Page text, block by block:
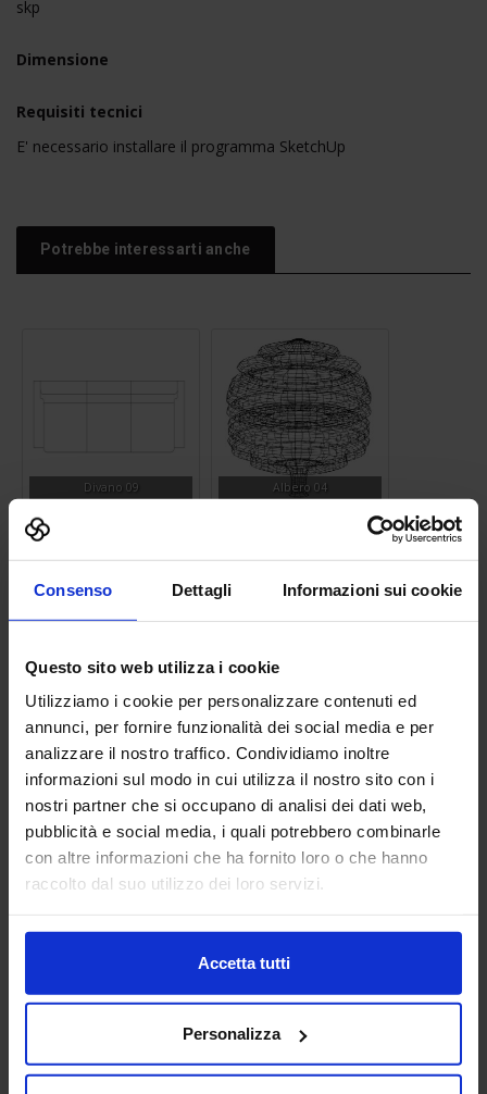
Consenso Dettagli Informazioni sui cookie
Questo sito web utilizza i cookie
Utilizziamo i cookie per personalizzare contenuti ed
annunci, per fornire funzionalità dei social media e per
analizzare il nostro traffico. Condividiamo inoltre
informazioni sul modo in cui utilizza il nostro sito con i
nostri partner che si occupano di analisi dei dati web,
pubblicità e social media, i quali potrebbero combinarle
con altre informazioni che ha fornito loro o che hanno
raccolto dal suo utilizzo dei loro servizi.
Accetta tutti
Personalizza
skp
Dimensione
Requisiti tecnici
E' necessario installare il programma SketchUp
Potrebbe interessarti anche
Divano 09 Albero 04
Tavolino 01 Silhouette bimba 08
Pino 01
Categorie Blocchi CAD
Arredi interni